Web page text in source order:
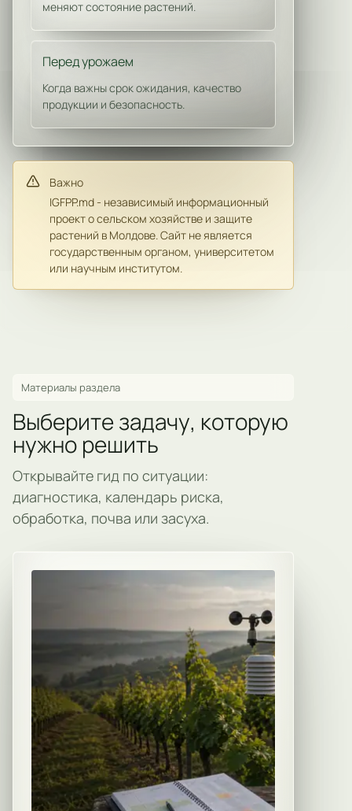
меняют состояние растений.
Перед урожаем
Когда важны срок ожидания, качество
продукции и безопасность.
Важно
IGFPP.md - независимый информационный
проект о сельском хозяйстве и защите
растений в Молдове. Сайт не является
государственным органом, университетом
или научным институтом.
Материалы раздела
Выберите задачу, которую
нужно решить
Открывайте гид по ситуации:
диагностика, календарь риска,
обработка, почва или засуха.